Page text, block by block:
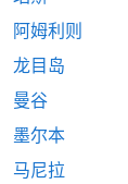
阿姆利则
龙目岛
曼谷
墨尔本
马尼拉